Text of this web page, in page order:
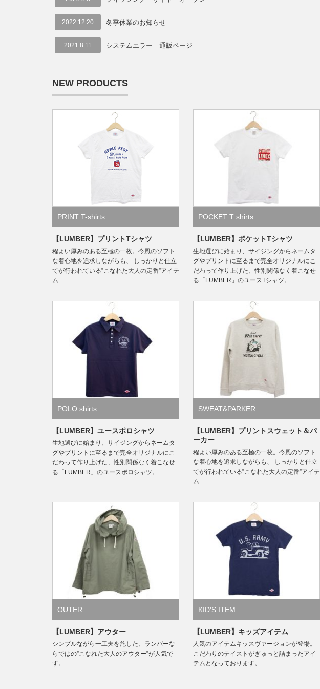
2022.12.20 冬季休業のお知らせ
2021.8.11 システムエラー 通販ページ
NEW PRODUCTS
PRINT T-shirts
【LUMBER】プリントTシャツ
程よい厚みのある至極の一枚。今風のソフト
な着心地を追求しながらも、 しっかりと仕立
てが行われている”こなれた大人の定番”アイテ
ム
POCKET T shirts
【LUMBER】ポケットTシャツ
生地選びに始まり、サイジングからネームタ
グやプリントに至るまで完全オリジナルにこ
だわって作り上げた、性別関係なく着こなせ
る「LUMBER」のユースTシャツ。
POLO shirts
【LUMBER】ユースポロシャツ
生地選びに始まり、サイジングからネームタ
グやプリントに至るまで完全オリジナルにこ
だわって作り上げた、性別関係なく着こなせ
る「LUMBER」のユースポロシャツ。
SWEAT&PARKER
【LUMBER】プリントスウェット＆パ
ーカー
程よい厚みのある至極の一枚。今風のソフト
な着心地を追求しながらも、 しっかりと仕立
てが行われている”こなれた大人の定番”アイテ
ム
OUTER
【LUMBER】アウター
シンプルながら一工夫を施した、ランバーな
らではの”こなれた大人のアウター”が人気で
す。
KID'S ITEM
【LUMBER】キッズアイテム
人気のアイテムキッスヴァージョンが登場。
こだわりのテイストがぎゅっと詰まったアイ
テムとなっております。